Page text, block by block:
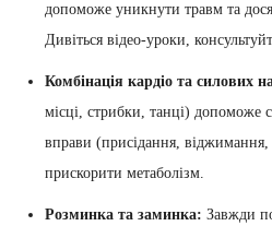
допоможе уникнути травм та
Дивіться відео-уроки,
Комбінація кардіо та силових
місці, стрибки, танці) допоможе
вправи (присідання,
прискорити метаболізм.
Розминка та заминка: Завжди